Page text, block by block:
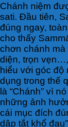
Chánh niệm
sati. Đầu tiên,
đúng ngay,
cho thấy
chơn chánh
diện, trọn
hiểu với góc
dụng trong thế
là “Chánh” vì
những ảnh
cái mục đích
dập tắt khổ